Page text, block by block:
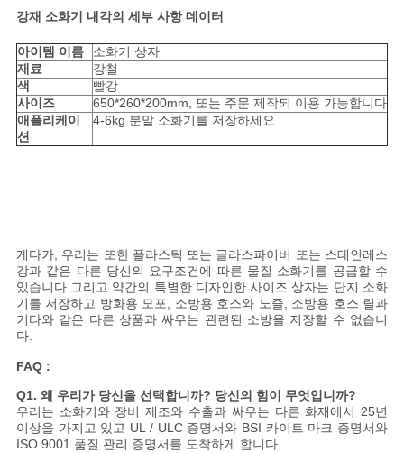
락
주
세
요
인
용
문
을
요
강재 소화기 내각의 세부 사항 데이터
아이템 이름
소화기 상자
재료
강철
색
빨강
사이즈
650*260*200mm, 또는 주문 제작되 이용 가능합니다
애플리케이
션
4-6kg 분말 소화기를 저장하세요
게다가, 우리는 또한 플라스틱 또는 글라스파이버 또는 스테인레스
강과 같은 다른 당신의 요구조건에 따른 물질 소화기를 공급할 수
있습니다.그리고 약간의 특별한 디자인한 사이즈 상자는 단지 소화
기를 저장하고 방화용 모포, 소방용 호스와 노즐, 소방용 호스 릴과
기타와 같은 다른 상품과 싸우는 관련된 소방을 저장할 수 없습니
다.
FAQ :
Q1. 왜 우리가 당신을 선택합니까? 당신의 힘이 무엇입니까?
우리는 소화기와 장비 제조와 수출과 싸우는 다른 화재에서 25년
이상을 가지고 있고 UL / ULC 증명서와 BSI 카이트 마크 증명서와
ISO 9001 품질 관리 증명서를 도착하게 합니다.